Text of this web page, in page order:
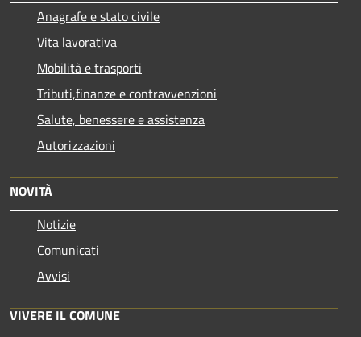
Anagrafe e stato civile
Vita lavorativa
Mobilità e trasporti
Tributi,finanze e contravvenzioni
Salute, benessere e assistenza
Autorizzazioni
NOVITÀ
Notizie
Comunicati
Avvisi
VIVERE IL COMUNE